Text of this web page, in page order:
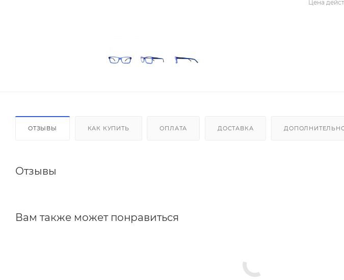
Цена
ОТЗЫВЫ КАК КУПИТЬ ОПЛАТА ДОСТАВКА
Отзывы
Вам также может понравиться